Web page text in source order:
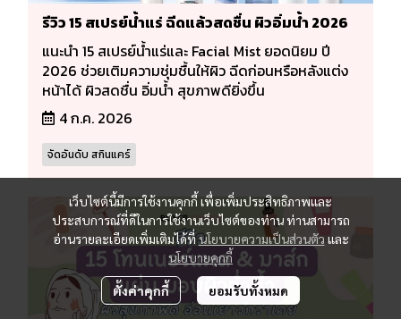
รีวิว 15 สเปรย์น้ำแร่ ฉีดแล้วสดชื่น ผิวอิ่มน้ำ 2026
แนะนำ 15 สเปรย์น้ำแร่และ Facial Mist ยอดนิยม ปี
2026 ช่วยเติมความชุ่มชื้นให้ผิว ฉีดก่อนหรือหลังแต่ง
หน้าได้ ผิวสดชื่น อิ่มน้ำ สุขภาพดียิ่งขึ้น
4 ก.ค. 2026
จัดอันดับ สกินแคร์
เว็บไซต์นี้มีการใช้งานคุกกี้ เพื่อเพิ่มประสิทธิภาพและ
ประสบการณ์ที่ดีในการใช้งานเว็บไซต์ของท่าน ท่านสามารถ
อ่านรายละเอียดเพิ่มเติมได้ที่นโยบายความเป็นส่วนตัว และ
นโยบายคุกกี้
ตั้งค่าคุกกี้ ยอมรับทั้งหมด